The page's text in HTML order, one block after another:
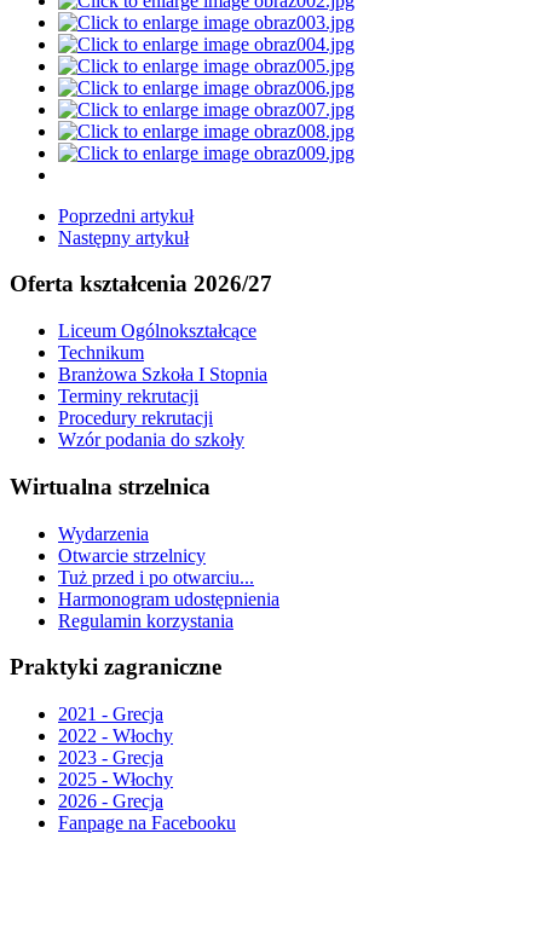
Poprzedni artykuł
Następny artykuł
Oferta kształcenia 2026/27
Liceum Ogólnokształcące
Technikum
Branżowa Szkoła I Stopnia
Terminy rekrutacji
Procedury rekrutacji
Wzór podania do szkoły
Wirtualna strzelnica
Wydarzenia
Otwarcie strzelnicy
Tuż przed i po otwarciu...
Harmonogram udostępnienia
Regulamin korzystania
Praktyki zagraniczne
2021 - Grecja
2022 - Włochy
2023 - Grecja
2025 - Włochy
2026 - Grecja
Fanpage na Facebooku